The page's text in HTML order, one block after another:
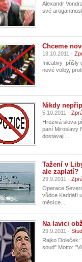
Alexandr
své
Chceme
18.10.2011 -
Inicativy přišly
nové volby,
Nikdy
5.10.2011 -
Hrozivá slova
paní Miroslavy
dostávají...
Tažení v
ale zaplatí?
29.9.2011 -
Operace
vůdce Kaddáfí
měsíce...
Na lavici
29.9.2011 -
Rajko
soud" Motto: